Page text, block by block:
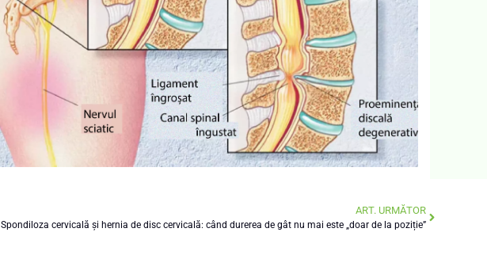
ART. URMĂTOR
Spondiloza cervicală și hernia de disc cervicală: când durerea de gât nu mai este „doar de la poziție”